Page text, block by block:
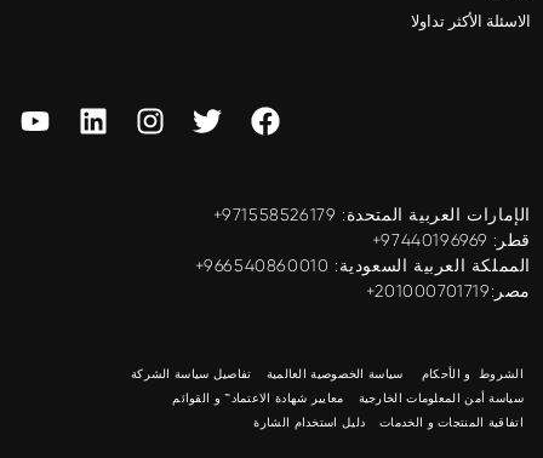
الاسئلة الأكثر تداولا
الإمارات العربية المتحدة: ‎+971558526179
قطر: ‎+97440196969
المملكة العربية السعودية: ‎+966540860010
مصر:201000701719+
الشروط و الأحكام سياسة الخصوصية العالمية
تفاصيل سياسة الشركة
سياسة أمن المعلومات الخارجية
معايير شهادة الاعتماد™ و القوائم
اتفاقية المنتجات و الخدمات
دليل استخدام الشارة